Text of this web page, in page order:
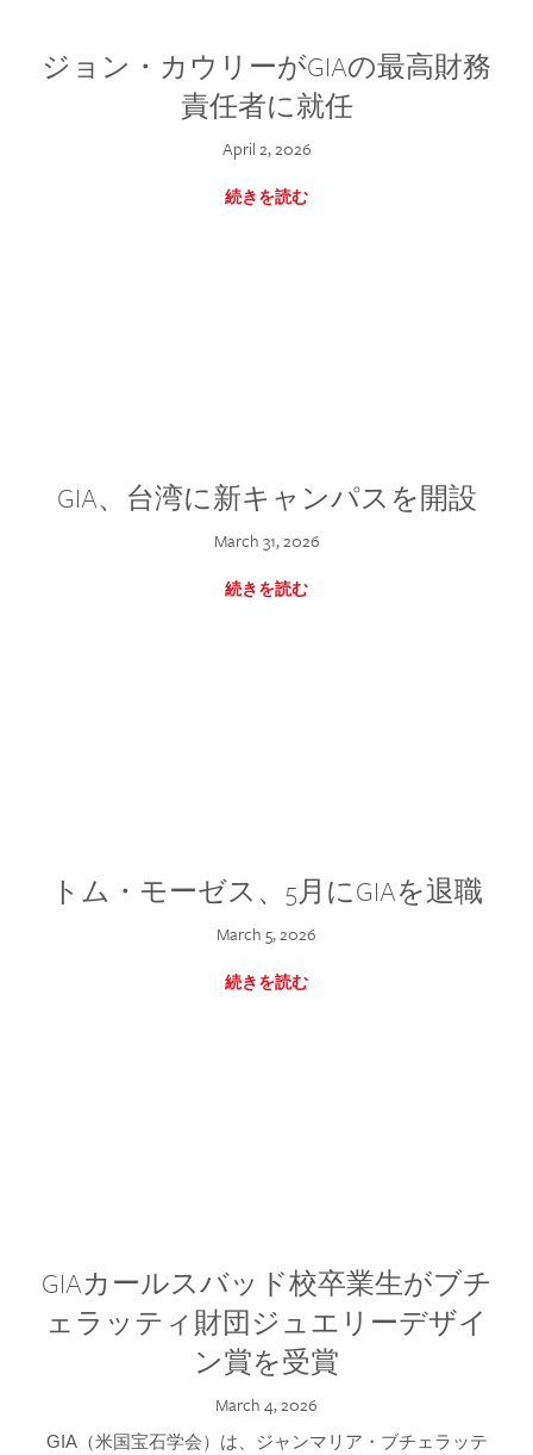
ジョン・カウリーがGIAの最高財務
責任者に就任
April 2, 2026
続きを読む
GIA、台湾に新キャンパスを開設
March 31, 2026
続きを読む
トム・モーゼス、5月にGIAを退職
March 5, 2026
続きを読む
GIAカールスバッド校卒業生がブチ
ェラッティ財団ジュエリーデザイ
ン賞を受賞
March 4, 2026
GIA（米国宝石学会）は、ジャンマリア・ブチェラッテ